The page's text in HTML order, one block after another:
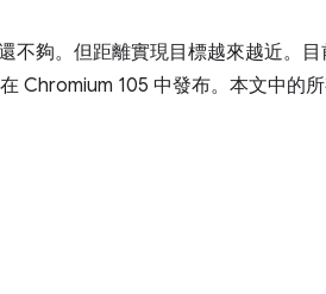
不夠。但距離實現目標越來越近。
Chromium 105 中發布。本文中的